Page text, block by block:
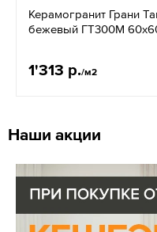
Керамогранит Грани
бежевый ГT300М
1'313 р./м2
Наши акции